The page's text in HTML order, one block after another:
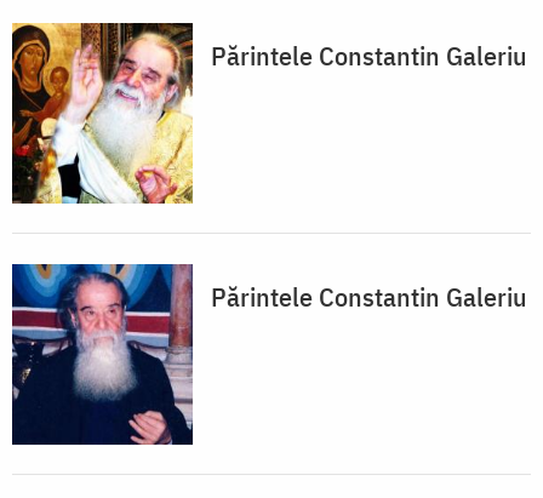
Părintele Constantin Galeriu
Părintele Constantin Galeriu